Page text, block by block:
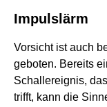
Impulslärm
Vorsicht ist auch
geboten. Bereits
Schallereignis,
trifft, kann die